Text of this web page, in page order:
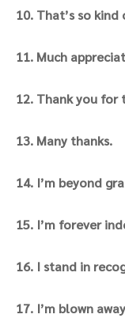
10. That’s so kind
11. Much
12. Thank you
13. Many thanks.
14. I’m beyond
15. I’m forever
16. I stand in
17. I’m blown